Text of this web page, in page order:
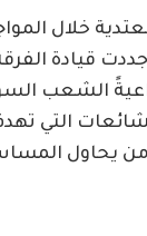
من القوات
قيادة
الشعب
التي
يحاول المساس